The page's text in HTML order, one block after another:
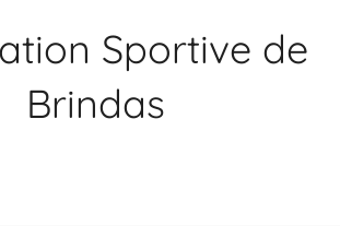
Sportive de
Brindas